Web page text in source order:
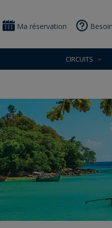
Ma réservation
CIRCUITS